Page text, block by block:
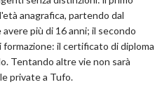
anagrafica, partendo dal
più di 16 anni; il secondo
il certificato di diploma
Tentando altre vie non sarà
private a Tufo.